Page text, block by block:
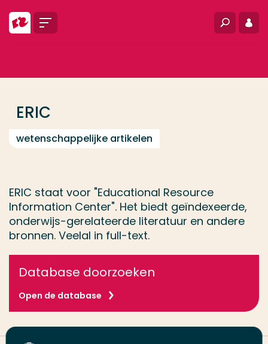
Menu Zoeken
ERIC
wetenschappelijke artikelen
ERIC staat voor "Educational Resource
Information Center". Het biedt geïndexeerde,
onderwijs-gerelateerde literatuur en andere
bronnen. Veelal in full-text.
Database doorzoeken
Open de database
Contact